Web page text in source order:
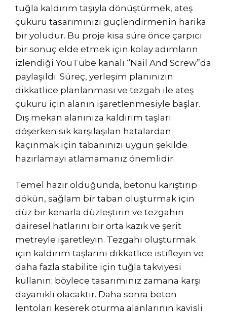
tuğla kaldırım taşıyla dönüştürmek, ateş
çukuru tasarımınızı güçlendirmenin harika
bir yoludur. Bu proje kısa süre önce çarpıcı
bir sonuç elde etmek için kolay adımların
izlendiği YouTube kanalı “Nail And Screw”da
paylaşıldı. Süreç, yerleşim planınızın
dikkatlice planlanması ve tezgah ile ateş
çukuru için alanın işaretlenmesiyle başlar.
Dış mekan alanınıza kaldırım taşları
döşerken sık karşılaşılan hatalardan
kaçınmak için tabanınızı uygun şekilde
hazırlamayı atlamamanız önemlidir.
Temel hazır olduğunda, betonu karıştırıp
dökün, sağlam bir taban oluşturmak için
düz bir kenarla düzleştirin ve tezgahın
dairesel hatlarını bir orta kazık ve şerit
metreyle işaretleyin. Tezgahı oluşturmak
için kaldırım taşlarını dikkatlice istifleyin ve
daha fazla stabilite için tuğla takviyesi
kullanın; böylece tasarımınız zamana karşı
dayanıklı olacaktır. Daha sonra beton
lentoları keserek oturma alanlarının kavisli